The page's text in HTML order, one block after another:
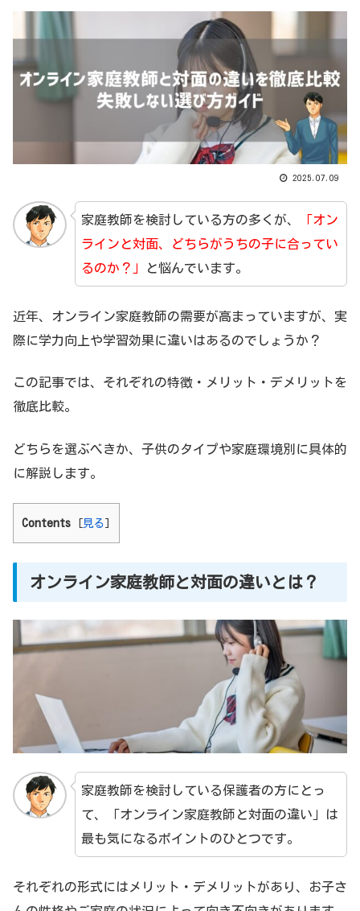
2025.07.09
家庭教師を検討している方の多くが、
「オン
ラインと対面、どちらがうちの子に合ってい
るのか？」
と悩んでいます。
近年、オンライン家庭教師の需要が高まっていますが、実
際に学力向上や学習効果に違いはあるのでしょうか？
この記事では、それぞれの特徴・メリット・デメリットを
徹底比較。
どちらを選ぶべきか、子供のタイプや家庭環境別に具体的
に解説します。
Contents 見る
オンライン家庭教師と対面の違いとは？
家庭教師を検討している保護者の方にとっ
て、「オンライン家庭教師と対面の違い」は
最も気になるポイントのひとつです。
それぞれの形式にはメリット・デメリットがあり、お子さ